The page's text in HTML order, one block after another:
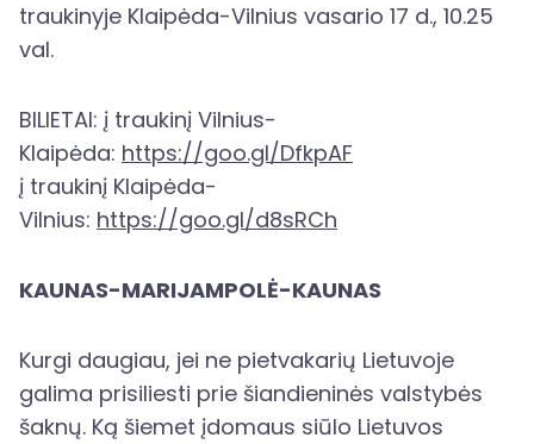
traukinyje Klaipėda-Vilnius vasario 17 d., 10.25
val.
BILIETAI: į traukinį Vilnius-
Klaipėda: https://goo.gl/DfkpAF
į traukinį Klaipėda-
Vilnius: https://goo.gl/d8sRCh
KAUNAS-MARIJAMPOLĖ-KAUNAS
Kurgi daugiau, jei ne pietvakarių Lietuvoje
galima prisiliesti prie šiandieninės valstybės
šaknų. Ką šiemet įdomaus siūlo Lietuvos